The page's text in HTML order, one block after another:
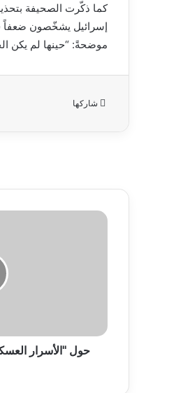
إسرائيل يشخّصون ضعفاً
موضحةً: “حينها لم يكن
شاركها
حول "الأسرار